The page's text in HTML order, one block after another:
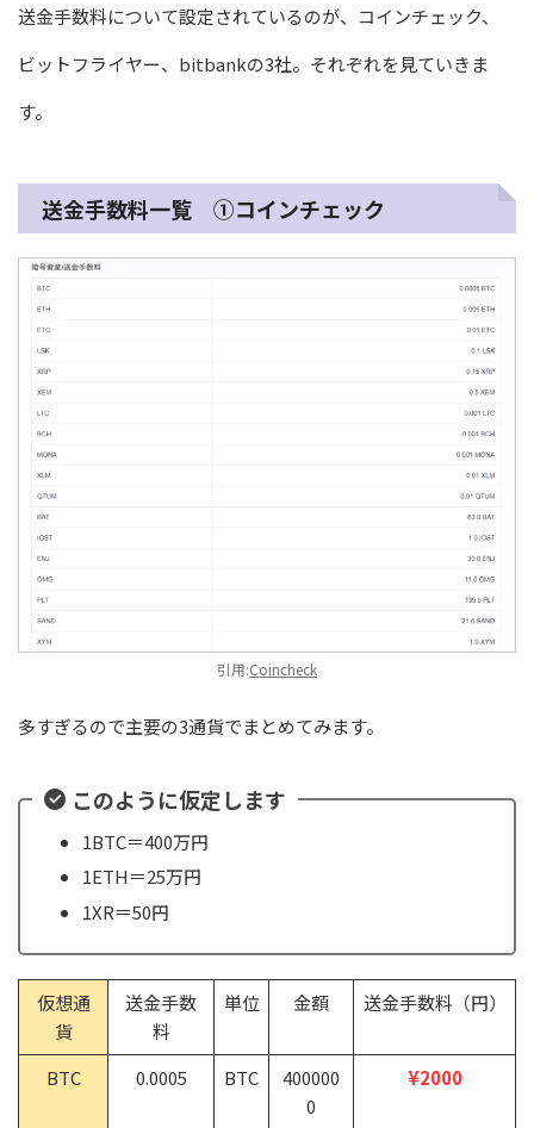
送金手数料について設定されているのが、コインチェック、
ビットフライヤー、bitbankの3社。それぞれを見ていきま
す。
送金手数料一覧 ①コインチェック
引用:Coincheck
多すぎるので主要の3通貨でまとめてみます。
このように仮定します
1BTC＝400万円
1ETH＝25万円
1XR＝50円
仮想通
貨
送金手数
料
単位 金額 送金手数料（円）
BTC 0.0005 BTC
400000
0
¥2000